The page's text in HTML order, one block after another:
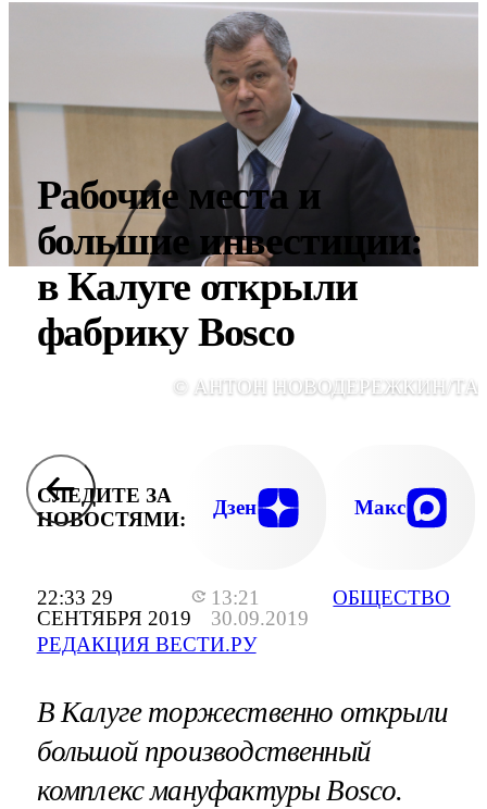
22:33 29
СЕНТЯБРЯ 2019
13:21
30.09.2019
РЕДАКЦИЯ ВЕСТИ.РУ
ОБЩЕСТВО
Рабочие места и
большие инвестиции:
в Калуге открыли
фабрику Bosco
© АНТОН НОВОДЕРЕЖКИН/
СЛЕДИТЕ ЗА
НОВОСТЯМИ:
Дзен Макс
В Калуге торжественно открыли
большой производственный
комплекс мануфактуры Bosco.